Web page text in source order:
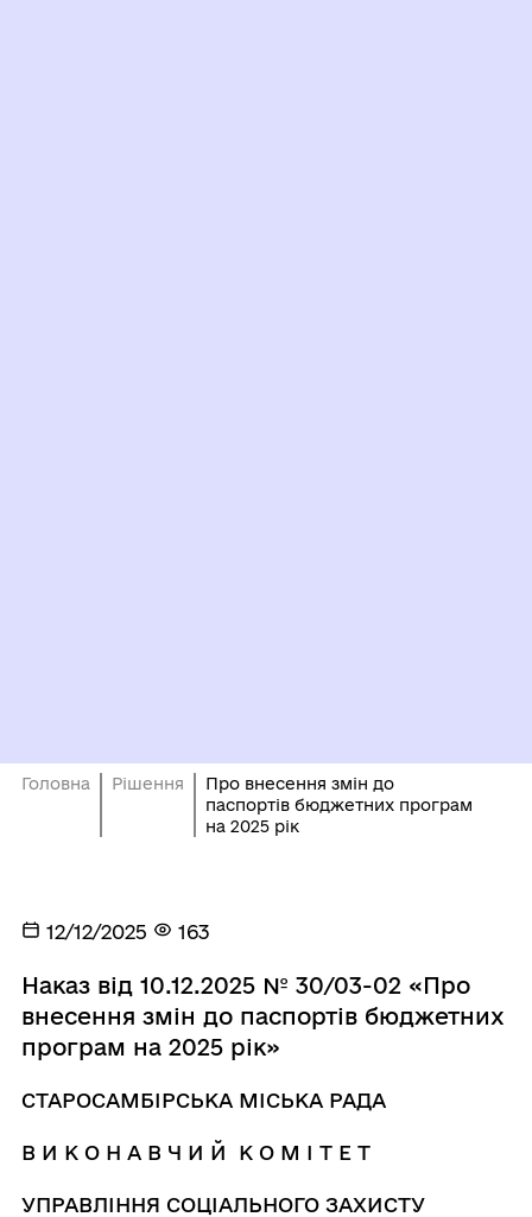
Головна Рішення
Про внесення змін до
паспортів бюджетних програм
на 2025 рік
12/12/2025 163
Наказ від 10.12.2025 № 30/03-02 «Про
внесення змін до паспортів бюджетних
програм на 2025 рік»
СТАРОСАМБІРСЬКА МІСЬКА РАДА
В И К О Н А В Ч И Й К О М І Т Е Т
УПРАВЛІННЯ СОЦІАЛЬНОГО ЗАХИСТУ